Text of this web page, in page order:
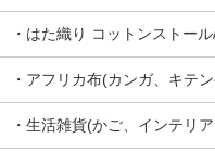
・はた織り コットンストー
・アフリカ布(カンガ、キテ
・生活雑貨(かご、インテリ